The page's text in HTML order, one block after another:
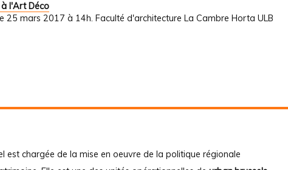
l'Art Déco
25 mars 2017 à 14h. Faculté d'architecture La Cambre Horta ULB
est chargée de la mise en oeuvre de la politique régionale